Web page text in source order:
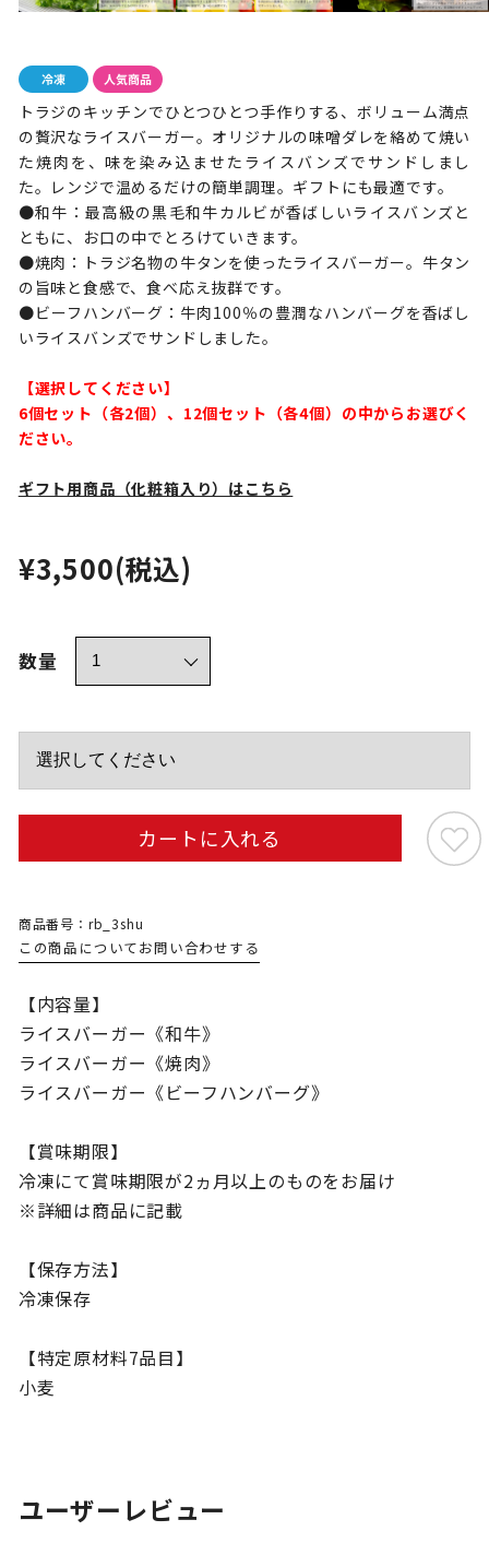
トラジのキッチンでひとつひとつ手作りする、ボリューム満点
の贅沢なライスバーガー。オリジナルの味噌ダレを絡めて焼い
た焼肉を、味を染み込ませたライスバンズでサンドしまし
た。レンジで温めるだけの簡単調理。ギフトにも最適です。
●和牛：最高級の黒毛和牛カルビが香ばしいライスバンズと
ともに、お口の中でとろけていきます。
●焼肉：トラジ名物の牛タンを使ったライスバーガー。牛タン
の旨味と食感で、食べ応え抜群です。
●ビーフハンバーグ：牛肉100％の豊潤なハンバーグを香ばし
いライスバンズでサンドしました。
【選択してください】
6個セット（各2個）、12個セット（各4個）の中からお選びく
ださい。
ギフト用商品（化粧箱入り）はこちら
¥3,500(税込)
数量
カートに入れる
商品番号：rb_3shu
この商品についてお問い合わせする
【内容量】
ライスバーガー《和牛》
ライスバーガー《焼肉》
ライスバーガー《ビーフハンバーグ》
【賞味期限】
冷凍にて賞味期限が2ヵ月以上のものをお届け
※詳細は商品に記載
【保存方法】
冷凍保存
【特定原材料7品目】
小麦
ユーザーレビュー